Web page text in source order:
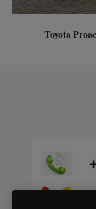
Toyota